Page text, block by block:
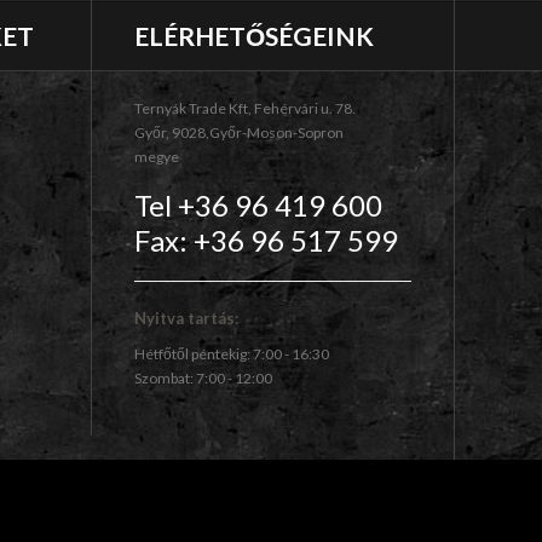
ELÉRHETŐSÉGEINK
Ternyák Trade Kft, Fehérvári u. 78.
Győr, 9028,Győr-Moson-Sopron
megye
Tel +36 96 419 600
Fax: +36 96 517 599
Nyitva tartás:
Hétfőtől péntekig: 7:00 - 16:30
Szombat: 7:00 - 12:00